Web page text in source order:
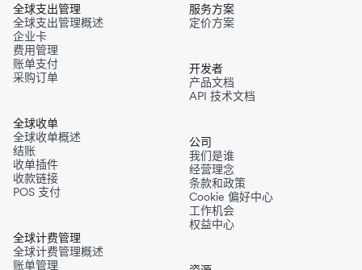
全球支出管理
全球支出管理概述
企业卡
费用管理
账单支付
采购订单
全球收单
全球收单概述
结账
收单插件
收款链接
POS 支付
全球计费管理
全球计费管理概述
账单管理
服务方案
定价方案
开发者
产品文档
API 技术文档
公司
我们是谁
经营理念
条款和政策
Cookie 偏好中心
工作机会
权益中心